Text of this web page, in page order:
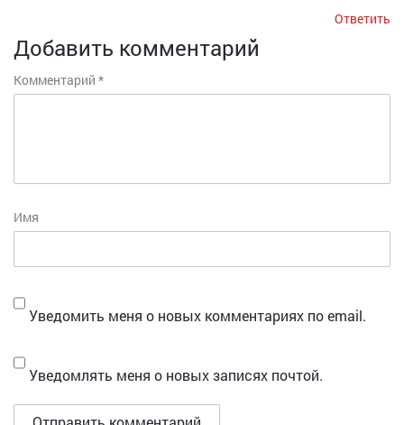
Ответить
Добавить комментарий
Комментарий *
Имя
Уведомить меня о новых комментариях по email.
Уведомлять меня о новых записях почтой.